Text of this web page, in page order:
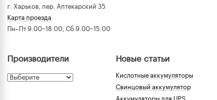
г. Харьков, пер. Аптекарский 35
Карта проезда
Пн–Пт 9.00–18.00, Сб 9.00–15.00
Производители Новые статьи
Кислотные аккумуляторы
Свинцовый аккумулятор